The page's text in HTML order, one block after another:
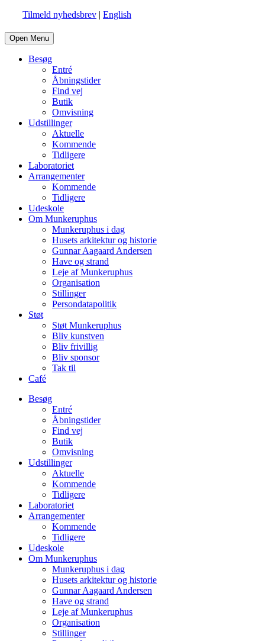
Tilmeld nyhedsbrev | English
Open Menu
Besøg
Entré
Åbningstider
Find vej
Butik
Omvisning
Udstillinger
Aktuelle
Kommende
Tidligere
Laboratoriet
Arrangementer
Kommende
Tidligere
Udeskole
Om Munkeruphus
Munkeruphus i dag
Husets arkitektur og historie
Gunnar Aagaard Andersen
Have og strand
Leje af Munkeruphus
Organisation
Stillinger
Persondatapolitik
Støt
Støt Munkeruphus
Bliv kunstven
Bliv frivillig
Bliv sponsor
Tak til
Café
Besøg
Entré
Åbningstider
Find vej
Butik
Omvisning
Udstillinger
Aktuelle
Kommende
Tidligere
Laboratoriet
Arrangementer
Kommende
Tidligere
Udeskole
Om Munkeruphus
Munkeruphus i dag
Husets arkitektur og historie
Gunnar Aagaard Andersen
Have og strand
Leje af Munkeruphus
Organisation
Stillinger